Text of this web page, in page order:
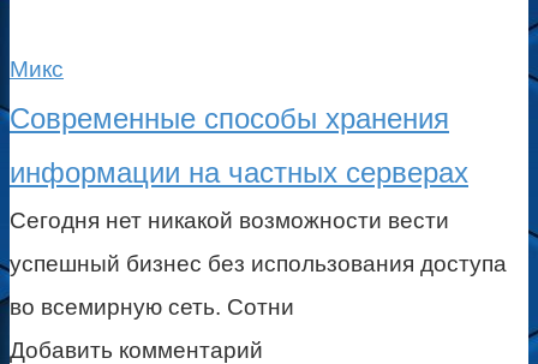
Микс
Современные способы хранения
информации на частных серверах
Сегодня нет никакой возможности вести
успешный бизнес без использования доступа
во всемирную сеть. Сотни
Добавить комментарий